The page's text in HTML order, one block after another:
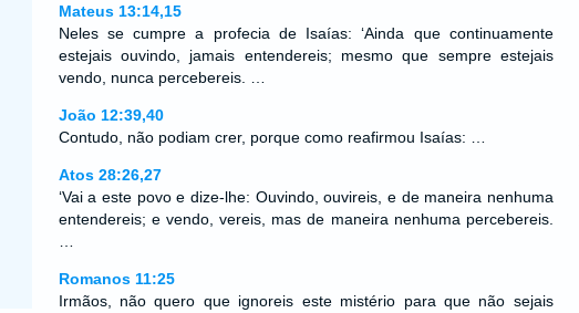
Mateus 13:14,15
Neles se cumpre a profecia de Isaías: ‘Ainda que continuamente
estejais ouvindo, jamais entendereis; mesmo que sempre estejais
vendo, nunca percebereis. …
João 12:39,40
Contudo, não podiam crer, porque como reafirmou Isaías: …
Atos 28:26,27
‘Vai a este povo e dize-lhe: Ouvindo, ouvireis, e de maneira nenhuma
entendereis; e vendo, vereis, mas de maneira nenhuma percebereis.
Romanos 11:25
Irmãos, não quero que ignoreis este mistério para que não sejais